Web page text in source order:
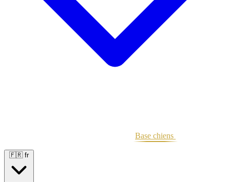
Base chiens
🇫🇷 fr